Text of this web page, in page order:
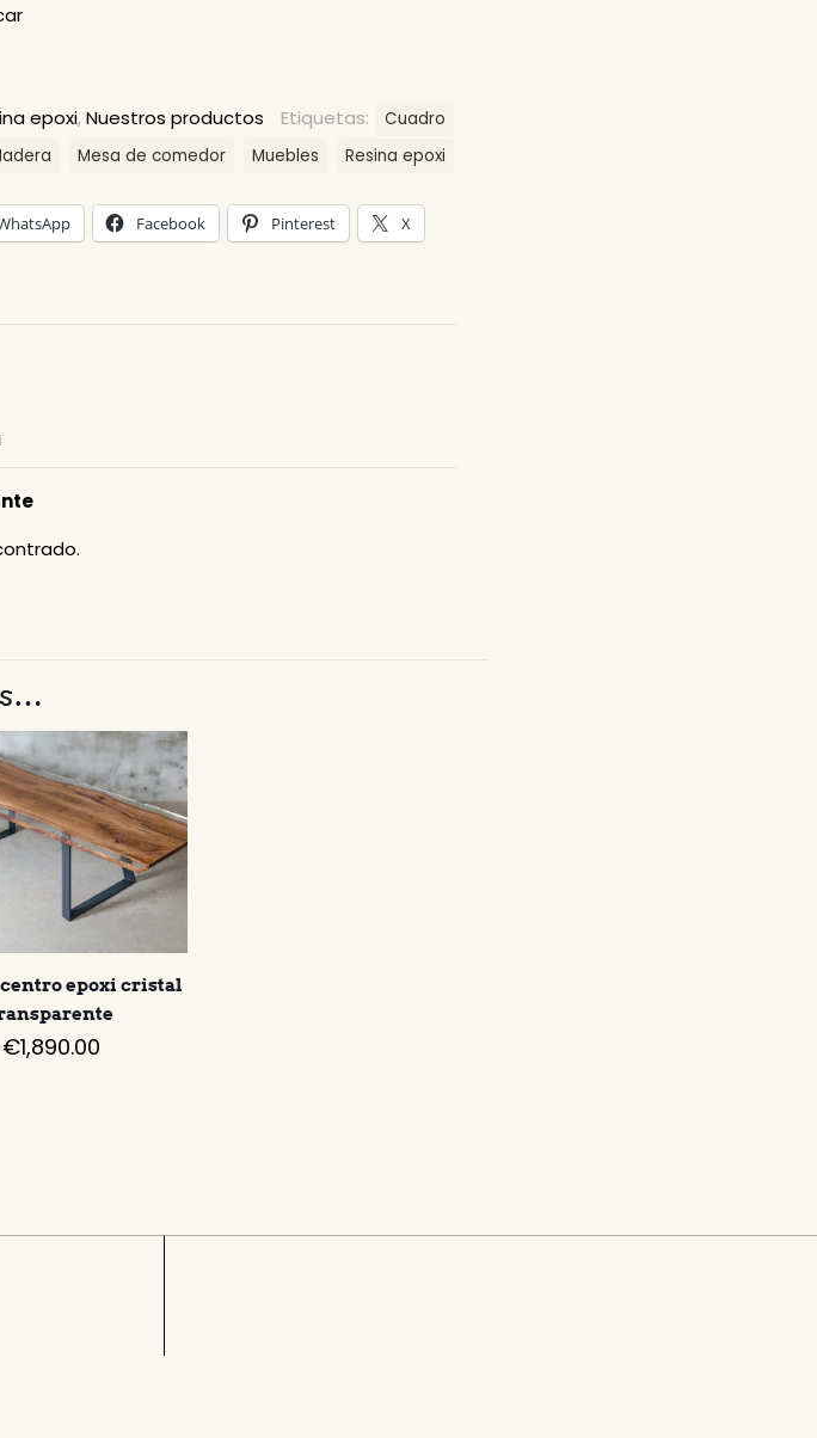
epoxi,Nuestros productos Etiquetas:
Cuadro
Mesa de comedor Muebles Resina epoxi
Facebook Pinterest X
centro epoxi cristal
€1,890.00